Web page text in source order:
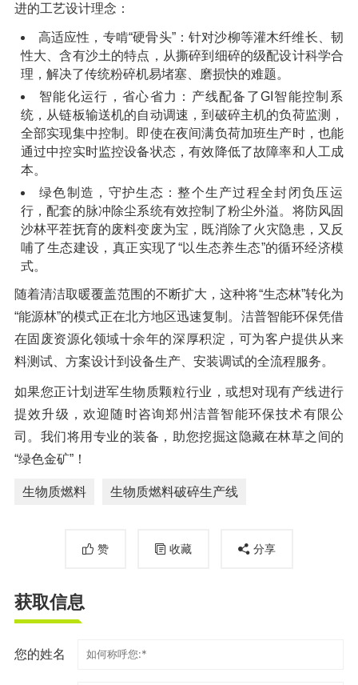
进的工艺设计理念：
高适应性，专啃“硬骨头”：针对沙柳等灌木纤维长、韧
性大、含有沙土的特点，从撕碎到细碎的级配设计科学合
理，解决了传统粉碎机易堵塞、磨损快的难题。
智能化运行，省心省力：产线配备了GI智能控制系
统，从链板输送机的自动调速，到破碎主机的负荷监测，
全部实现集中控制。即使在夜间满负荷加班生产时，也能
通过中控实时监控设备状态，有效降低了故障率和人工成
本。
绿色制造，守护生态：整个生产过程全封闭负压运
行，配套的脉冲除尘系统有效控制了粉尘外溢。将防风固
沙林平茬抚育的废料变废为宝，既消除了火灾隐患，又反
哺了生态建设，真正实现了“以生态养生态”的循环经济模
式。
随着清洁取暖覆盖范围的不断扩大，这种将“生态林”转化为
“能源林”的模式正在北方地区迅速复制。洁普智能环保凭借
在固废资源化领域十余年的深厚积淀，可为客户提供从来
料测试、方案设计到设备生产、安装调试的全流程服务。
如果您正计划进军生物质颗粒行业，或想对现有产线进行
提效升级，欢迎随时咨询郑州洁普智能环保技术有限公
司。我们将用专业的装备，助您挖掘这隐藏在林草之间的
“绿色金矿”！
生物质燃料 生物质燃料破碎生产线
赞 收藏 分享
获取信息
您的姓名